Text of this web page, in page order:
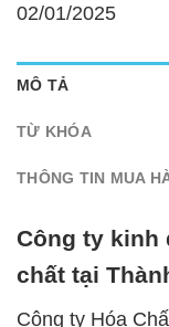
02/01/2025
MÔ TẢ
TỪ KHÓA
THÔNG TIN MUA
Công ty kinh
chất tại
Công ty Hóa